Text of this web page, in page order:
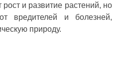
рост и развитие растений, но
вредителей и болезней,
природу.